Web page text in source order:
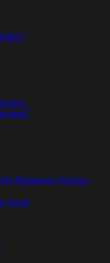
Вершине Тенгри»
детей